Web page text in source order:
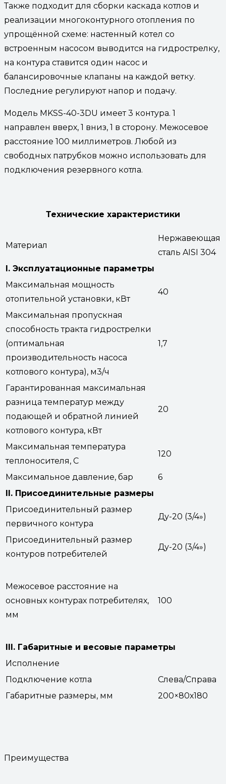
Также подходит для сборки каскада котлов и
реализации многоконтурного отопления по
упрощённой схеме: настенный котел со
встроенным насосом выводится на гидрострелку,
на контура ставится один насос и
балансировочные клапаны на каждой ветку.
Последние регулируют напор и подачу.
Модель MKSS-40-3DU имеет 3 контура. 1
направлен вверх, 1 вниз, 1 в сторону. Межосевое
расстояние 100 миллиметров. Любой из
свободных патрубков можно использовать для
подключения резервного котла.
Технические характеристики
Материал
Нержавеющая
сталь AISI 304
I. Эксплуатационные параметры
Максимальная мощность
отопительной установки, кВт
40
Максимальная пропускная
способность тракта гидрострелки
(оптимальная
производительность насоса
котлового контура), м3/ч
1,7
Гарантированная максимальная
разница температур между
подающей и обратной линией
котлового контура, кВт
20
Максимальная температура
теплоносителя, С
120
Максимальное давление, бар
6
II. Присоединительные размеры
Присоединительный размер
первичного контура
Ду-20 (3/4»)
Присоединительный размер
контуров потребителей
Ду-20 (3/4»)
Межосевое расстояние на
основных контурах потребителях,
мм
100
III. Габаритные и весовые параметры
Исполнение
Подключение котла
Слева/Справа
Габаритные размеры, мм
200×80х180
Преимущества